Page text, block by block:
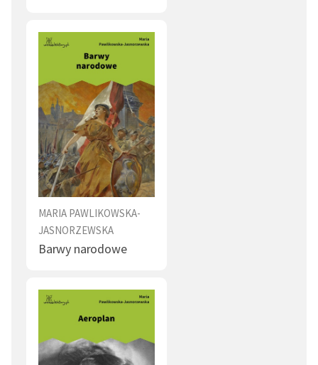
MARIA PAWLIKOWSKA-
JASNORZEWSKA
Barwy narodowe